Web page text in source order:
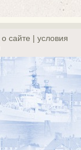
о сайте | yсловия